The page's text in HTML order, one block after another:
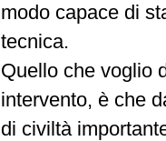
modo capace di
tecnica.
Quello che voglio
intervento, è che
di civiltà